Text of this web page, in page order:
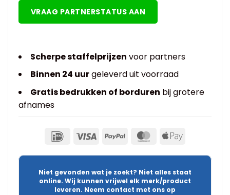
VRAAG PARTNERSTATUS AAN
Scherpe staffelprijzen voor partners
Binnen 24 uurgeleverd uit voorraad
Gratis bedrukken of borduren bij grotere
afnames
Niet gevonden wat je zoekt? Niet alles staat
online. Wij kunnen vrijwel elk merk/product
leveren. Neem contact met ons op